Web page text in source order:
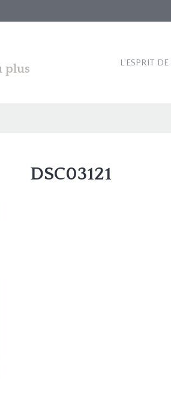
plus
L’ESPRIT
DSC03121